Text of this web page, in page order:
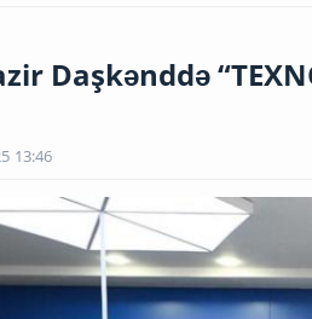
Daşkənddə
13:46